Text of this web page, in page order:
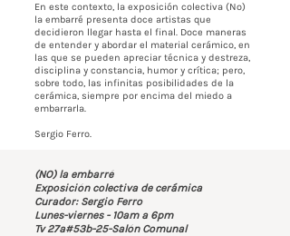
En este contexto, la exposición colectiva (No)
la embarré presenta doce artistas que
decidieron llegar hasta el final. Doce maneras
de entender y abordar el material cerámico, en
las que se pueden apreciar técnica y destreza,
disciplina y constancia, humor y crítica; pero,
sobre todo, las infinitas posibilidades de la
cerámica, siempre por encima del miedo a
embarrarla.
Sergio Ferro.
(NO) la embarré
Exposición colectiva de cerámica
Curador: Sergio Ferro
Lunes-viernes - 10am a 6pm
Tv 27a#53b-25-Salón Comunal